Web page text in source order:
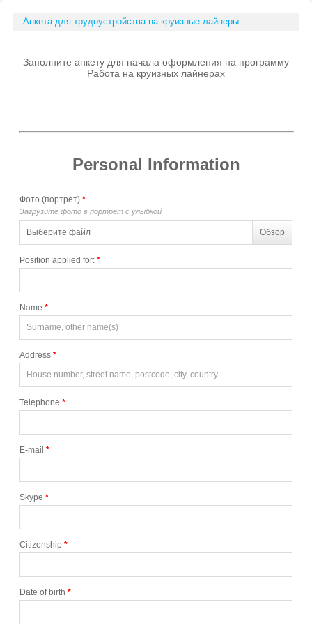
Анкета для трудоустройства на круизные лайнеры
Заполните анкету для начала оформления на программу
Работа на круизных лайнерах
Personal Information
Фото (портрет) *
Загрузите фото в портрет с улыбкой
Выберите файл Обзор
Position applied for: *
Name *
Address *
Telephone *
E-mail *
Skype *
Citizenship *
Date of birth *